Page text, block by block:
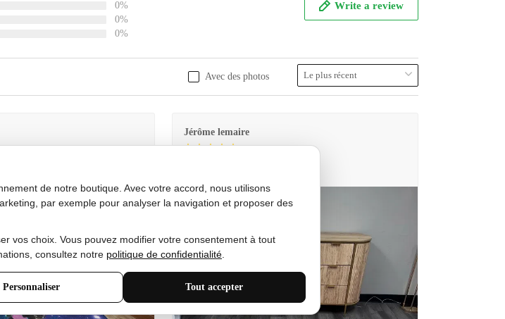
0%
0%
0%
Write a review
Avec des photos
Jérôme lemaire
de notre boutique. Avec votre accord, nous utilisons
par exemple pour analyser la navigation et proposer des
vos choix. Vous pouvez modifier votre consentement à tout
consultez notre politique de confidentialité
Personnaliser Tout accepter